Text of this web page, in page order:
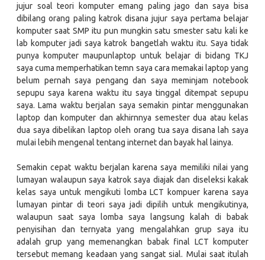
jujur soal teori komputer emang paling jago dan saya bisa
dibilang orang paling katrok disana jujur saya pertama belajar
komputer saat SMP itu pun mungkin satu smester satu kali ke
lab komputer jadi saya katrok bangetlah waktu itu. Saya tidak
punya komputer maupunlaptop untuk belajar di bidang TKJ
saya cuma memperhatikan temn saya cara memakai laptop yang
belum pernah saya pengang dan saya meminjam notebook
sepupu saya karena waktu itu saya tinggal ditempat sepupu
saya. Lama waktu berjalan saya semakin pintar menggunakan
laptop dan komputer dan akhirnnya semester dua atau kelas
dua saya dibelikan laptop oleh orang tua saya disana lah saya
mulai lebih mengenal tentang internet dan bayak hal lainya.
Semakin cepat waktu berjalan karena saya memiliki nilai yang
lumayan walaupun saya katrok saya diajak dan diseleksi kakak
kelas saya untuk mengikuti lomba LCT kompuer karena saya
lumayan pintar di teori saya jadi dipilih untuk mengikutinya,
walaupun saat saya lomba saya langsung kalah di babak
penyisihan dan ternyata yang mengalahkan grup saya itu
adalah grup yang memenangkan babak final LCT komputer
tersebut memang keadaan yang sangat sial. Mulai saat itulah